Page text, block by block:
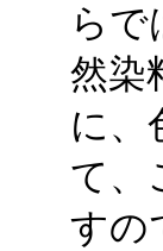
ら
然染
に、
て、
すの